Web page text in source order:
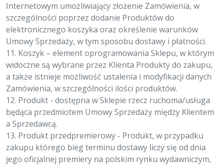
Internetowym umożliwiający złożenie Zamówienia, w
szczególności poprzez dodanie Produktów do
elektronicznego koszyka oraz określenie warunków
Umowy Sprzedaży, w tym sposobu dostawy i płatności.
11. Koszyk – element oprogramowania Sklepu, w którym
widoczne są wybrane przez Klienta Produkty do zakupu,
a także istnieje możliwość ustalenia i modyfikacji danych
Zamówienia, w szczególności ilości produktów.
12. Produkt - dostępna w Sklepie rzecz ruchoma/usługa
będąca przedmiotem Umowy Sprzedaży między Klientem
a Sprzedawcą.
13. Produkt przedpremierowy - Produkt, w przypadku
zakupu którego bieg terminu dostawy liczy się od dnia
jego oficjalnej premiery na polskim rynku wydawniczym,